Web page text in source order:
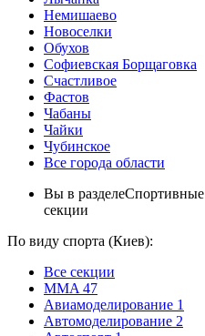
Немишаево
Новоселки
Обухов
Софиевская Борщаговка
Счастливое
Фастов
Чабаны
Чайки
Чубинское
Все города области
Вы в разделеСпортивные
секции
По виду спорта (Киев):
Все секции
MMA 47
Авиамоделирование 1
Автомоделирование 2